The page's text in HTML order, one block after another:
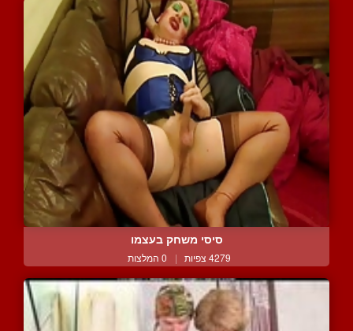
סיסי משחק בעצמו
4279 צפיות | 0 המלצות